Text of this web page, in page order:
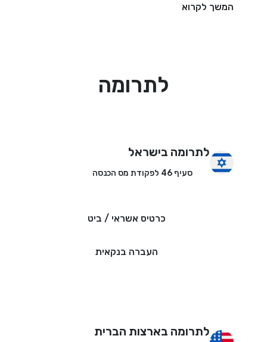
המשך לקרוא
לתרומה
לתרומה בישראל
סעיף 46 לפקודת מס הכנסה
כרטיס אשראי / ביט
העברה בנקאית
לתרומה בארצות הברית